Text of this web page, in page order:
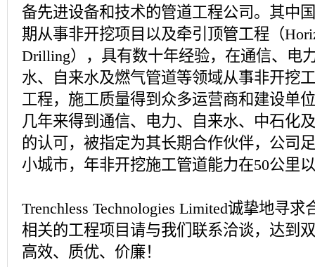
备先进设备和技术的管道工程公司。其中
期从事非开挖项目以及牵引顶管工程（
Drilling），具有数十年经验，在通信、电
水、自来水及燃气管道等领域从事非开挖
工程，施工质量得到众多运营商和建设单
几年来得到通信、电力、自来水、中石化
的认可，被指定为其长期合作伙伴，公司
小城市，年非开挖施工管道能力在50公里
Trenchless Technologies Limited诚挚地寻
相关的工程项目请与我们联系洽谈，达到
高效、质优、价廉！